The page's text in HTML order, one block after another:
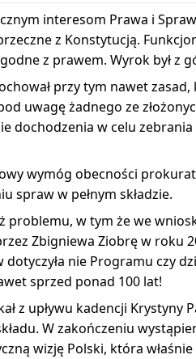
interesom Prawa i
z Konstytucją.
z prawem. Wyrok był z
przy tym nawet
uwagę żadnego ze
dochodzenia w celu
wymóg obecności
spraw w pełnym składzie.
problemu, w tym że we
Zbigniewa Ziobrę w roku
nie Programu czy
sprzed ponad 100 lat!
z upływu kadencji
W zakończeniu
wizję Polski, która